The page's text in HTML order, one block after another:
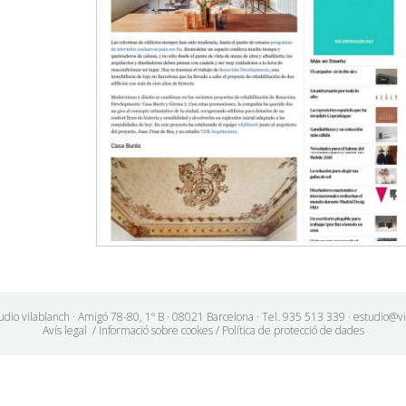
vilablanch · Amigó 78-80, 1º B · 08021 Barcelona · Tel. 935 513 339 ·
Avís legal / Informació sobre cookes/ Política de protecció de dades